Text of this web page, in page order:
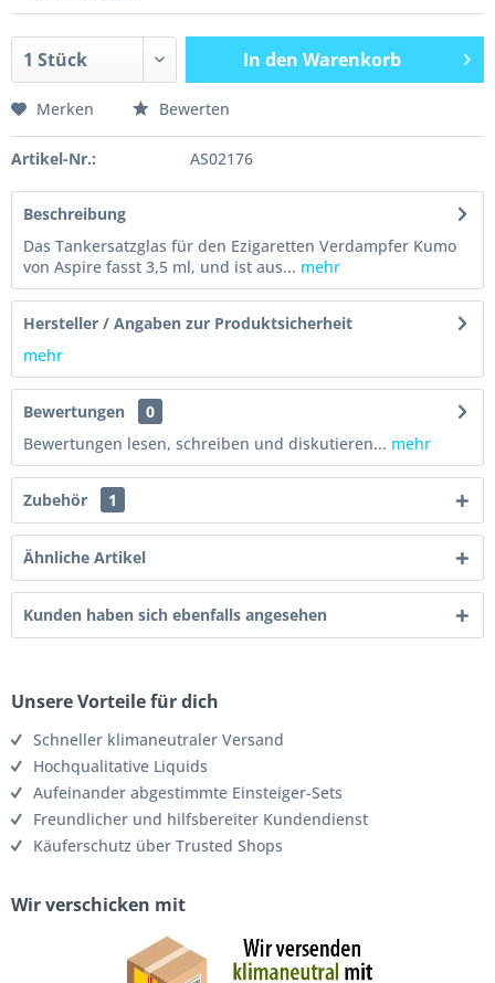
In den Warenkorb
Merken Bewerten
Artikel-Nr.: AS02176
Beschreibung
Das Tankersatzglas für den Ezigaretten Verdampfer Kumo
von Aspire fasst 3,5 ml, und ist aus... mehr
Hersteller / Angaben zur Produktsicherheit
mehr
Bewertungen
0
Bewertungen lesen, schreiben und diskutieren... mehr
Zubehör 1
Ähnliche Artikel
Kunden haben sich ebenfalls angesehen
Unsere Vorteile für dich
Schneller klimaneutraler Versand
Hochqualitative Liquids
Aufeinander abgestimmte Einsteiger-Sets
Freundlicher und hilfsbereiter Kundendienst
Käuferschutz über Trusted Shops
Wir verschicken mit